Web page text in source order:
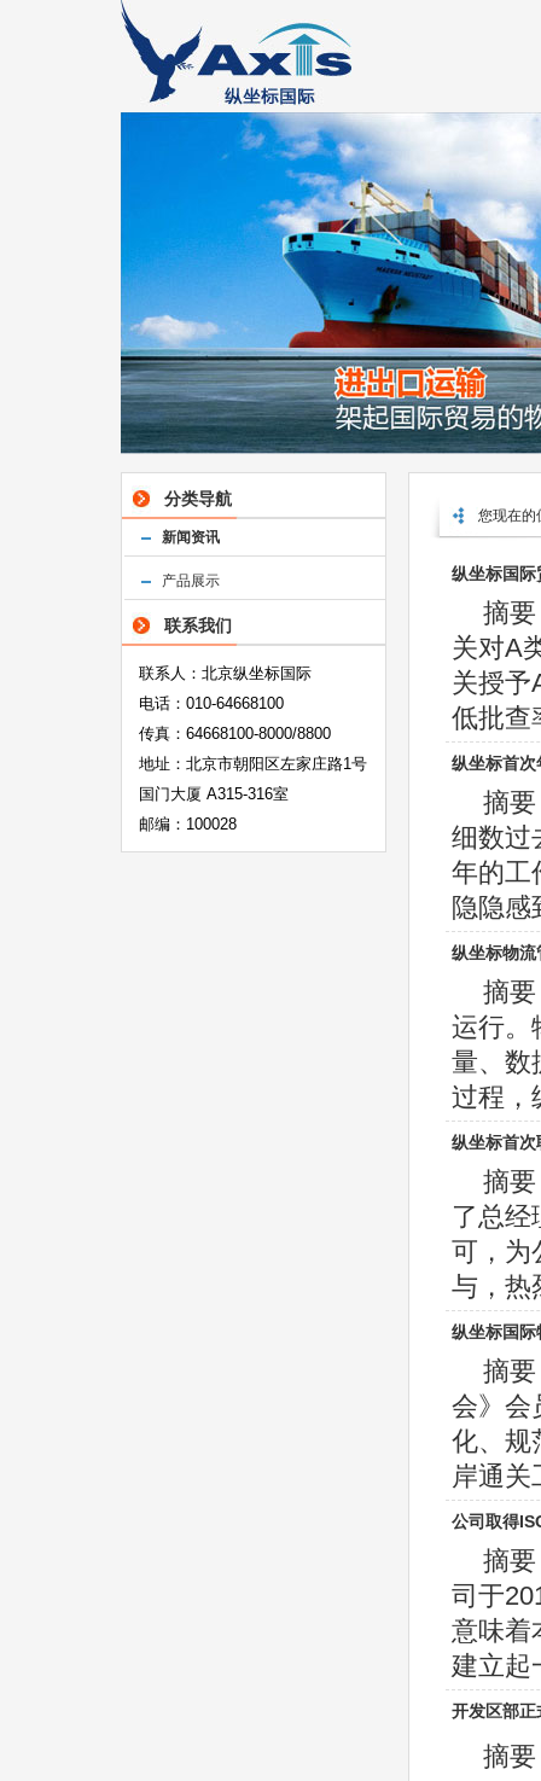
分类导航
新闻资讯
产品展示
联系我们
联系人：北京纵坐标国际
电话：010-64668100
传真：64668100-8000/8800
地址：北京市朝阳区左家庄路1号
国门大厦 A315-316室
邮编：100028
您现在的
纵坐标国
摘
关对A
关授予
低批查
纵坐标首次
摘
细数过
年的工
隐隐感
纵坐标物流
摘
运行。
量、数
过程，
纵坐标首次
摘
了总经
可，为
与，热
纵坐标国际
摘
会》会
化、规
岸通关
公司取得
摘
司于
意味着
建立起
开发区部正
摘